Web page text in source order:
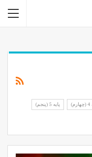
پایه 5 (پنجم)